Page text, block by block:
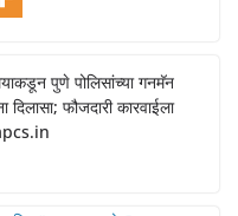
पुणे पोलिसांच्या गनमॅन
फौजदारी कारवाईला